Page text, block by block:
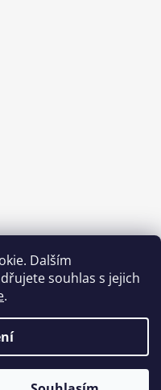
Dalším
souhlas s jejich
.